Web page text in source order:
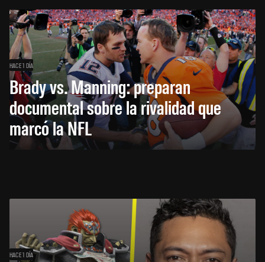
HACE 1 DÍA
Brady vs. Manning: preparan
documental sobre la rivalidad que
marcó la NFL
HACE 1 DÍA